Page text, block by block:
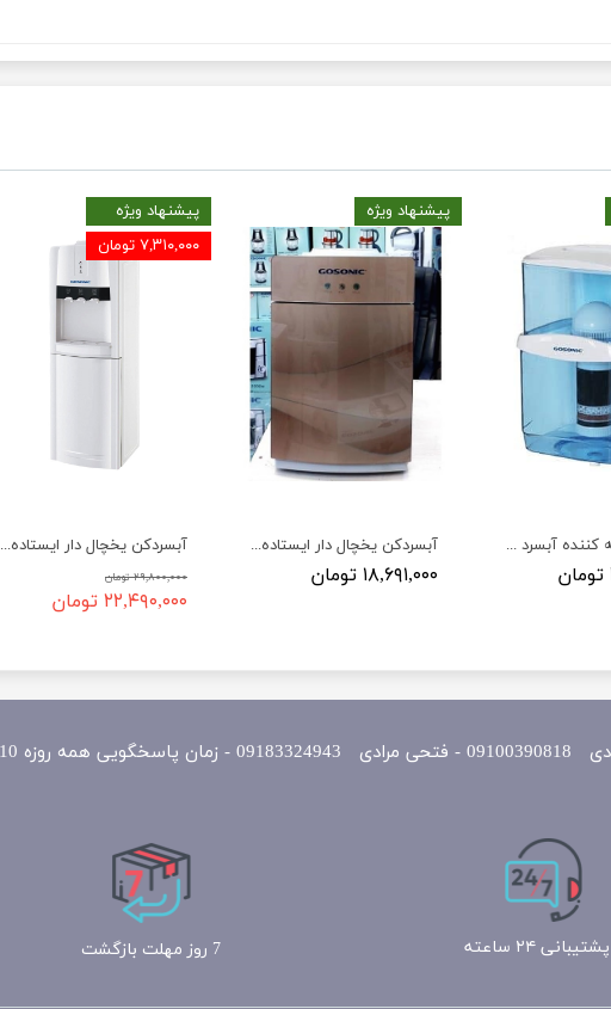
آبسردکن یخچال دار ایستاده گوسونیک مدل Gossonic GWD-523
۲۹,۸۰۰,۰۰۰ تومان
۲۲,۴۹۰,۰۰۰ تومان
پیشنهاد ویژه
۷,۳۱۰,۰۰۰ تومان
آبسردکن یخچال دار ایستاده گوسونیک مدل Gossonic GWD-515
۱۸,۶۹۱,۰۰۰ تومان
پیشنهاد ویژه
مخزن تصفیه کننده آبسرد کن گوسونیک مدل Gosonic GWP-22
پشتیبانی ۲۴ ساعته 7 روز مهلت بازگشت
10 الی 22